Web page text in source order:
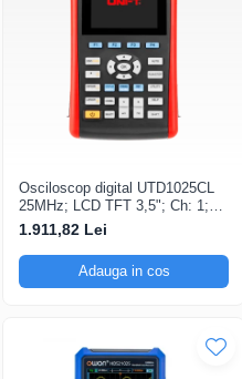
Osciloscop digital UTD1025CL
25MHz; LCD TFT 3,5"; Ch: 1;
250Msps; 12kpts compatibil cu
Decodificare serială
1.911,82 Lei
Adauga in cos